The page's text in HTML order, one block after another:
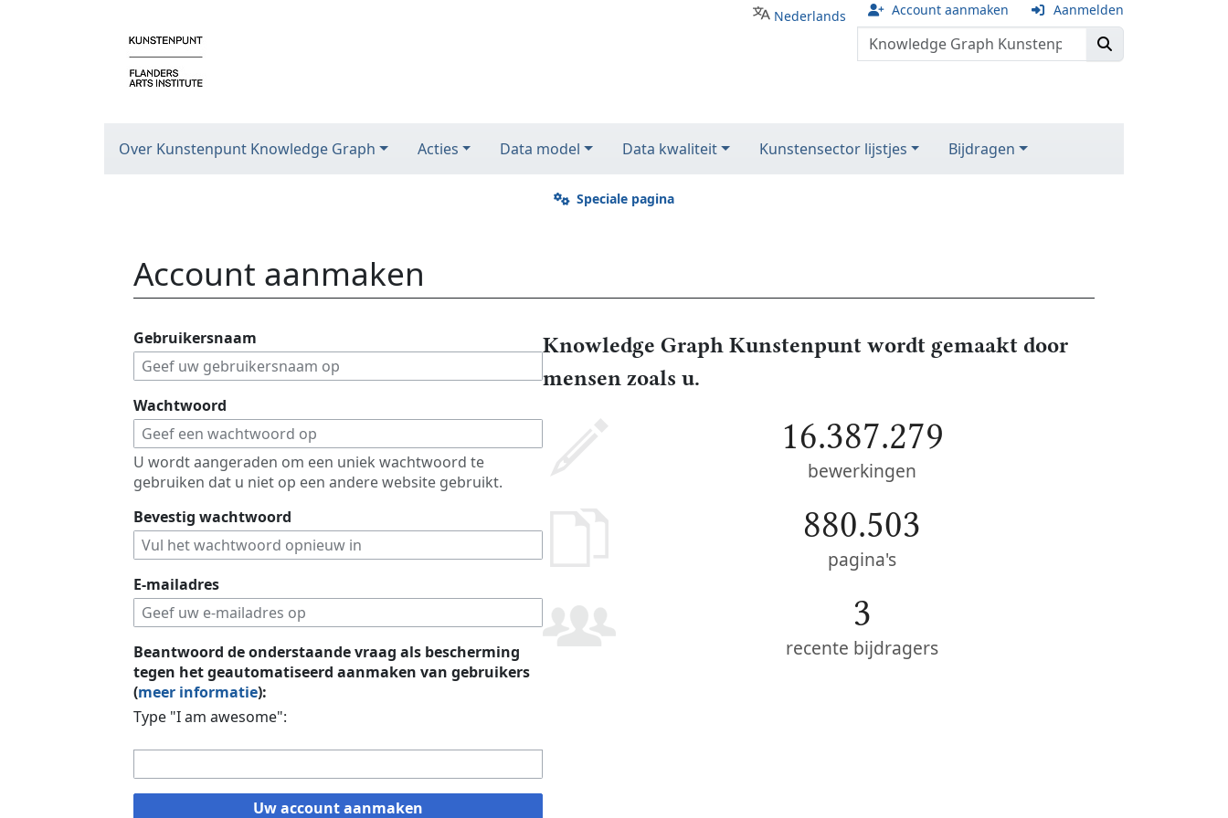
Nederlands Account aanmaken Aanmelden
Over Kunstenpunt Knowledge Graph Acties Data model Data kwaliteit Kunstensector lijstjes Bijdragen
Speciale pagina
Account aanmaken
Gebruikersnaam
Wachtwoord
U wordt aangeraden om een uniek wachtwoord te
gebruiken dat u niet op een andere website gebruikt.
Bevestig wachtwoord
E-mailadres
Beantwoord de onderstaande vraag als bescherming
tegen het geautomatiseerd aanmaken van gebruikers
(meer informatie):
Type "I am awesome":
Uw account aanmaken
Knowledge Graph Kunstenpunt wordt gemaakt door
mensen zoals u.
16.387.279
bewerkingen
880.503
pagina's
3
recente bijdragers